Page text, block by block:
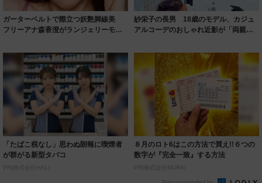
ガーターベルトで際立つ妖艶脚線美
フリーアナ森香澄がランジェリーモデ
紗栄子の長男 18歳のモデル、カジュ
アルコーデのおしゃれ近影が「両親の
「たばこ税なし」思わぬ朗報に喫煙者
が群がる新型タバコ
PR(株式会社HAL)
８月のロト6はこの方法で買え!!６つの
数字が『完全一致』する方法
PR(株式会社MURA)